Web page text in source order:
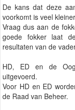
De kans dat deze
voorkomt is veel
Vraag dus aan de
goede fokker laat
resultaten van de
HD, ED en de
uitgevoerd.
Voor HD en ED
de Raad van Beheer.